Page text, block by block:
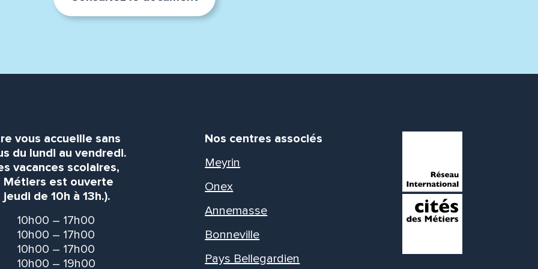
vous accueille sans
du lundi au vendredi.
vacances scolaires,
Métiers est ouverte
de 10h à 13h.).
10h00 – 17h00
10h00 – 17h00
10h00 – 17h00
10h00 – 19h00
Nos centres associés
Meyrin
Onex
Annemasse
Bonneville
Pays Bellegardien